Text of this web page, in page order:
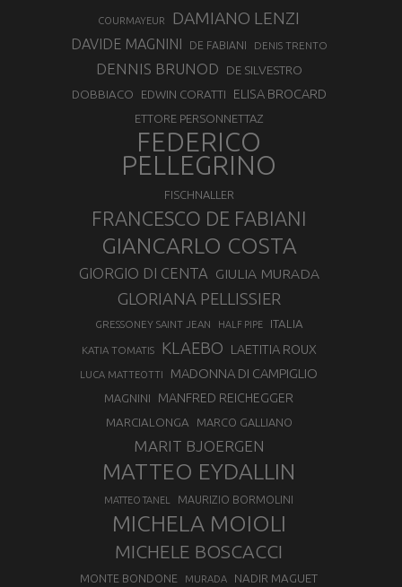
COURMAYEUR DAMIANO LENZI
DAVIDE MAGNINI DE FABIANI DENIS TRENTO
DENNIS BRUNOD DE SILVESTRO
DOBBIACO EDWIN CORATTI ELISA BROCARD
ETTORE PERSONNETTAZ
FEDERICO
PELLEGRINO
FISCHNALLER
FRANCESCO DE FABIANI
GIANCARLO COSTA
GIORGIO DI CENTA GIULIA MURADA
GLORIANA PELLISSIER
GRESSONEY SAINT JEAN HALF PIPE ITALIA
KATIA TOMATIS KLAEBO LAETITIA ROUX
LUCA MATTEOTTI MADONNA DI CAMPIGLIO
MAGNINI MANFRED REICHEGGER
MARCIALONGA MARCO GALLIANO
MARIT BJOERGEN
MATTEO EYDALLIN
MATTEO TANEL MAURIZIO BORMOLINI
MICHELA MOIOLI
MICHELE BOSCACCI
MONTE BONDONE MURADA NADIR MAGUET